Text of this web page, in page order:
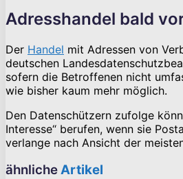
Adresshandel bald
Der Handel mit Adressen von
deutschen
sofern die Betroffenen nicht
wie bisher kaum mehr möglich.
Den Datenschützern zufolge
Interesse“ berufen, wenn sie
verlange nach Ansicht der
ähnlicheArtikel